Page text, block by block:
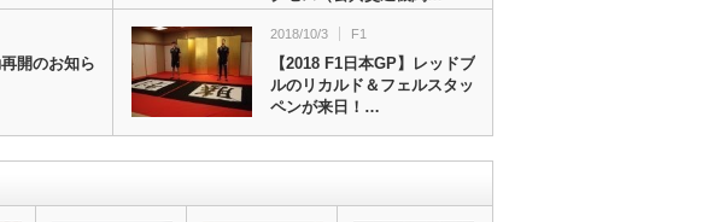
再開のお知ら
2018/10/3 F1
【2018 F1日本GP】レッドブ
ルのリカルド＆フェルスタッ
ペンが来日！…